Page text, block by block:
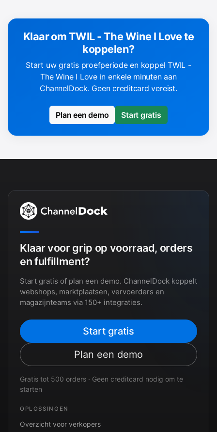
Klaar om TWIL - The Wine I Love te
koppelen?
Start uw gratis proefperiode en koppel TWIL -
The Wine I Love in enkele minuten aan
ChannelDock. Geen creditcard vereist.
Plan een demo Start gratis
Klaar voor grip op voorraad, orders
en fulfillment?
Start gratis of plan een demo. ChannelDock koppelt
webshops, marktplaatsen, vervoerders en
magazijnteams via 150+ integraties.
Start gratis
Plan een demo
Gratis tot 500 orders · Geen creditcard nodig om te
starten
OPLOSSINGEN
Overzicht voor verkopers